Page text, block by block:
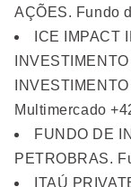
AÇÕES. Fundo
ICE IMPACT
Multimercado
FUNDO DE
PETROBRAS.
ITAÚ